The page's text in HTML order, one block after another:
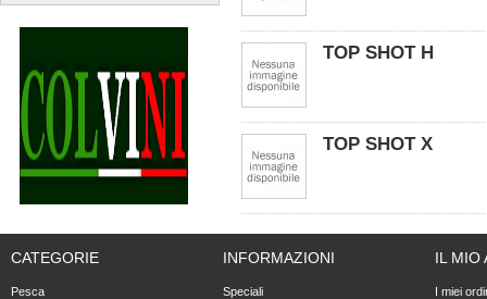
TOP SHOT H
TOP SHOT X
CATEGORIE
Pesca
INFORMAZIONI
Speciali
IL MIO
I miei